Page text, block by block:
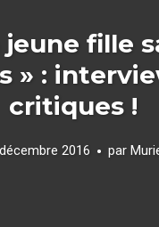
jeune fille
» :
critiques !
2016 par